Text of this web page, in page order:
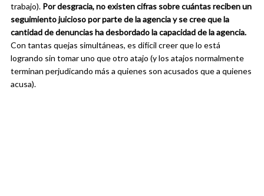
trabajo). Por desgracia, no existencifras sobrecuántas reciben un
seguimientojuiciosopor parte de la agencia y se cree que la
cantidad de denuncias ha desbordado la capacidad de la agencia.
Con tantas quejas simultáneas, es difícil creer que lo está
logrando sin tomar uno que otro atajo (y los atajos normalmente
terminan perjudicando más a quienes son acusados que a quienes
acusa).